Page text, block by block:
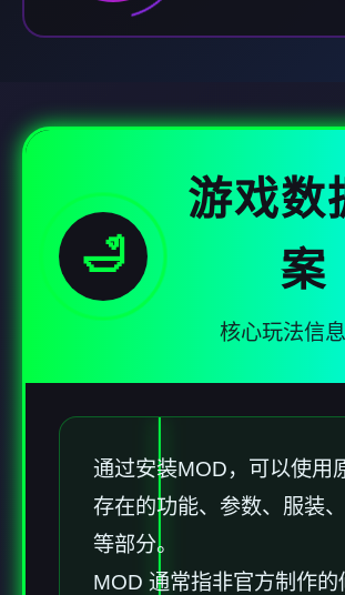
🛁
游戏数
案
核心玩法信
通过安装MOD，可以使用
存在的功能、参数、服装
等部分。
MOD 通常指非官方制作的